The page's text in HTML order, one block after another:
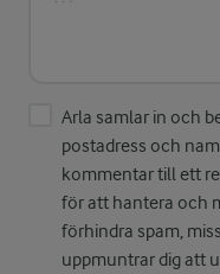
Arla samlar in och
postadress och
kommentar till ett
för att hantera och
förhindra spam,
uppmuntrar dig att